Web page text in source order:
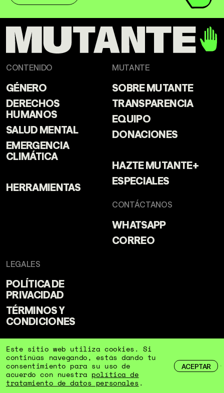
Este sitio web utiliza cookies. Si
continúas navegando, estás dando tu
consentimiento para su uso de
acuerdo con nuestra política de
tratamiento de datos personales .
ACEPTAR
CONTENIDO
GÉNERO
DERECHOS
HUMANOS
SALUD MENTAL
EMERGENCIA
CLIMÁTICA
HERRAMIENTAS
MUTANTE
SOBRE MUTANTE
TRANSPARENCIA
EQUIPO
DONACIONES
HAZTE MUTANTE+
ESPECIALES
CONTÁCTANOS
WHATSAPP
CORREO
LEGALES
POLÍTICA DE
PRIVACIDAD
TÉRMINOS Y
CONDICIONES